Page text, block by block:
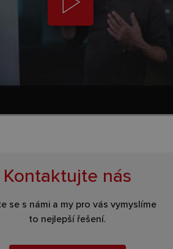
Kontaktujte nás
se s námi a my pro vás vymyslíme
to nejlepší řešení.